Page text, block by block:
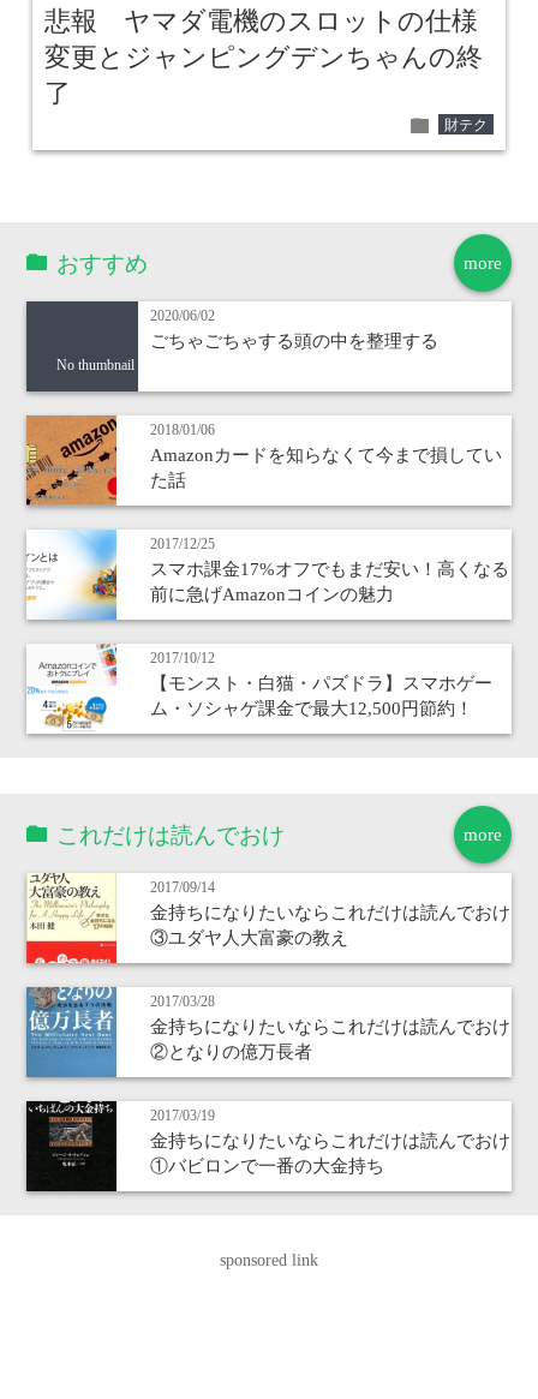
悲報 ヤマダ電機のスロットの仕様
変更とジャンピングデンちゃんの終
了
folder 財テク
more
おすすめ
No thumbnail
2020/06/02
ごちゃごちゃする頭の中を整理する
2018/01/06
Amazonカードを知らなくて今まで損してい
た話
2017/12/25
スマホ課金17%オフでもまだ安い！高くなる
前に急げAmazonコインの魅力
2017/10/12
【モンスト・白猫・パズドラ】スマホゲー
ム・ソシャゲ課金で最大12,500円節約！
more
これだけは読んでおけ
2017/09/14
金持ちになりたいならこれだけは読んでおけ
③ユダヤ人大富豪の教え
2017/03/28
金持ちになりたいならこれだけは読んでおけ
②となりの億万長者
2017/03/19
金持ちになりたいならこれだけは読んでおけ
①バビロンで一番の大金持ち
sponsored link